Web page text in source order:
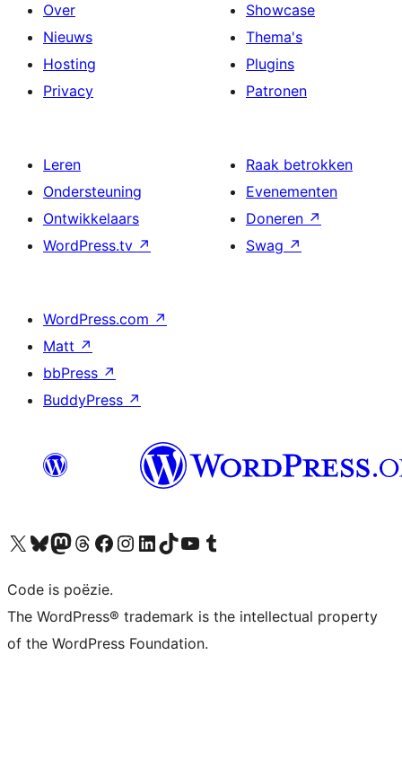
Over
Nieuws
Hosting
Privacy
Showcase
Thema's
Plugins
Patronen
Leren
Ondersteuning
Ontwikkelaars
WordPress.tv ↗
Raak betrokken
Evenementen
Doneren ↗
Swag ↗
WordPress.com ↗
Matt ↗
bbPress ↗
BuddyPress ↗
Bezoek ons X (voorheen Twitter) account
Bezoek ons Bluesky account
Bezoek ons Mastodon account
Bezoek ons Threads account
Onze Facebook pagina bezoeken
Bezoek ons Instagram account
Bezoek ons LinkedIn account
Bezoek ons TikTok account
Bezoek ons YouTube kanaalBezoek ons Tumblr account
Code is poëzie.
The WordPress® trademark is the intellectual property
of the WordPress Foundation.